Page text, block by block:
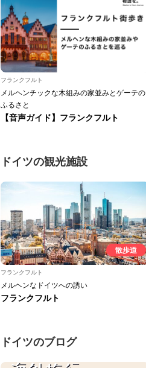
フランクフルト
メルヘンチックな木組みの家並みとゲーテの
ふるさと
【音声ガイド】フランクフルト
ドイツの観光施設
散歩道
フランクフルト
メルヘンなドイツへの誘い
フランクフルト
ドイツのブログ